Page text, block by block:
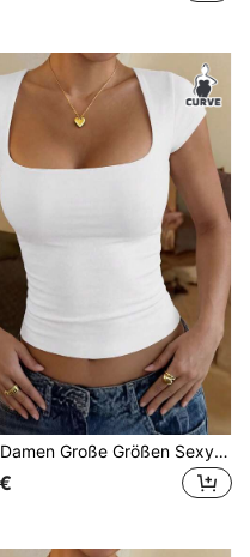
Vaiaye Damen Große Größen Sexy anliegendes Strickoberteil, einfarbiges Casual T-Shirt mit Quadratausschnitt, Frühling/Sommer Weiß